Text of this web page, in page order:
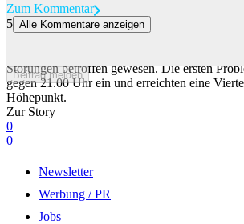
Beitrag melden
Zum Kommentar
5 Alle Kommentare anzeigen
Störungen betroffen gewesen. Die ersten
gegen 21.00 Uhr ein und erreichten eine
Höhepunkt.
Zur Story
0
0
Newsletter
Werbung / PR
Jobs